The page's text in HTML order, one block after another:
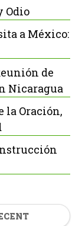
Odio
a México:
de
Nicaragua
la Oración,